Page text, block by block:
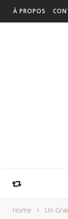
À PROPOS
Home Un